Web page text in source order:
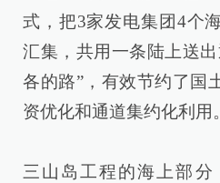
式，把3家发电集团4个
汇集，共用一条陆上送
各的路”，有效节约了国
资优化和通道集约化利用。
三山岛工程的海上部